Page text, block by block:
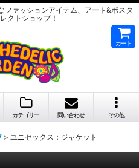
ァッションアイテム、アート&ポスタ
クトショップ！
カート
カテゴリー 問い合わせ その他
> ユニセックス：ジャケット